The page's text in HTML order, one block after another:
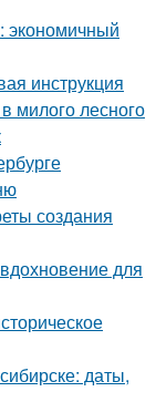
экономичный
инструкция
милого лесного
создания
для
даты,